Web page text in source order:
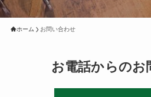
ホーム お問い合わせ
お電話からのお